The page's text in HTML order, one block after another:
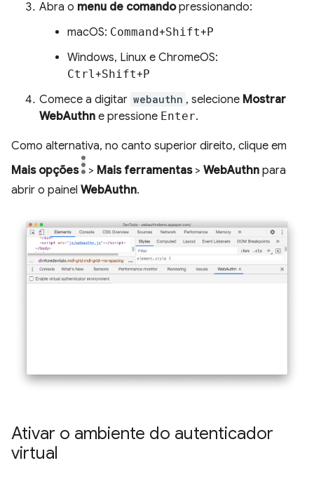
Abra o menu de comandopressionando:
macOS: Command+Shift+P
Windows, Linux e ChromeOS:
Ctrl+Shift+P
Comece a digitar webauthn , selecione Mostrar
WebAuthn e pressione Enter.
Como alternativa, no canto superior direito, clique em
Mais opções
> Mais ferramentas> WebAuthn para
abrir o painel WebAuthn.
Ativar o ambiente do autenticador
virtual